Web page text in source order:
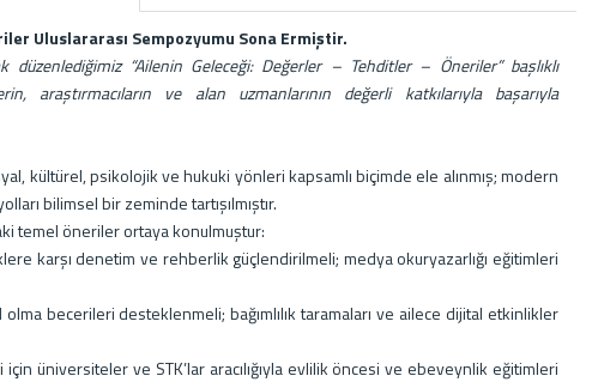
Uluslararası Sempozyumu Sona Ermiştir.
“Ailenin Geleceği: Değerler – Tehditler – Öneriler” başlıklı
araştırmacıların ve alan uzmanlarının değerli katkılarıyla başarıyla
kültürel, psikolojik ve hukuki yönleri kapsamlı biçimde ele alınmış; modern
bilimsel bir zeminde tartışılmıştır.
temel öneriler ortaya konulmuştur:
karşı denetim ve rehberlik güçlendirilmeli; medya okuryazarlığı eğitimleri
becerileri desteklenmeli; bağımlılık taramaları ve ailece dijital etkinlikler
üniversiteler ve STK’lar aracılığıyla evlilik öncesi ve ebeveynlik eğitimleri